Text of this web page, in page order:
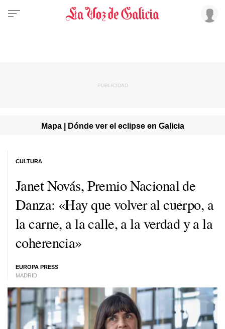
Mapa | Dónde ver el eclipse en Galicia
Janet Novás, Premio Nacional de
Danza: «Hay que volver al cuerpo, a
la carne, a la calle, a la verdad y a la
coherencia»
EUROPA PRESS
MADRID
CULTURA